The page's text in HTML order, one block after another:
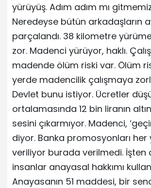
yürüyüş. Adım adım mı
Neredeyse bütün arkadaşların
parçalandı. 38 kilometre
zor. Madenci yürüyor, haklı.
madende ölüm riski var. Ölüm
yerde madencilik çalışmaya
Devlet bunu istiyor. Ücretler
ortalamasında 12 bin liranın
sesini çıkarmıyor. Madenci,
diyor. Banka promosyonları her
veriliyor burada verilmedi. İşten
insanlar anayasal hakkımı
Anayasanın 51 maddesi, bir